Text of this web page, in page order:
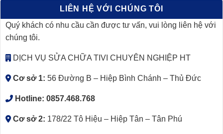
LIÊN HỆ VỚI CHÚNG TÔI
Quý khách có nhu cầu cần được tư vấn, vui lòng liên hệ với
chúng tôi.
DỊCH VỤ SỬA CHỮA TIVI CHUYÊN NGHIỆP HT
Cơ sở 1: 56 Đường B – Hiệp Bình Chánh – Thủ Đức
Hotline: 0857.468.768
Cơ sở 2: 178/22 Tô Hiệu – Hiệp Tân – Tân Phú